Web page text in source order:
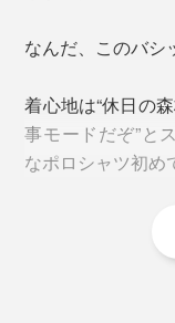
表からは見えませ
襟先が外側に跳
なく、ピシッとし
なんだ、このバシ
着心地は“休日の
事モードだぞ”と
なポロシャツ初め